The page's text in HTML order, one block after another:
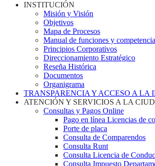
INSTITUCIÓN
Misión y Visión
Objetivos
Mapa de Procesos
Manual de funciones y
Principios Corporativos
Direccionamiento Estratégico
Reseña Histórica
Documentos
Organigrama
TRANSPARENCIA Y ACCESO A LA
ATENCIÓN Y SERVICIOS A LA
Consultas y Pagos Online
Pago en línea Licencias de
Porte de placa
Consulta de Comparendos
Consulta Runt
Consulta Licencia de
Consulta Impuesto